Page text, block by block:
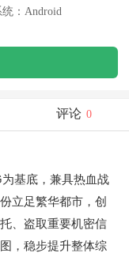
统：Android
评论 0
基底，兼具热血战
立足繁华都市，创
、盗取重要机密信
，稳步提升整体综